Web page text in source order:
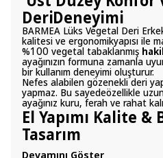
DeriDeneyimi
BARMEA Lüks Vegetal Deri
kalitesi ve ergonomikyapısı ile
%100 vegetal tabaklanmış
ayağınızın formuna zamanla
bir kullanım deneyimi oluşturur.
Nefes alabilen gözenekli deri
yapmaz. Bu sayedeözellikle
ayağınız kuru, ferah ve rahat
El Yapımı Kalite &
Tasarım
Devamını Göster